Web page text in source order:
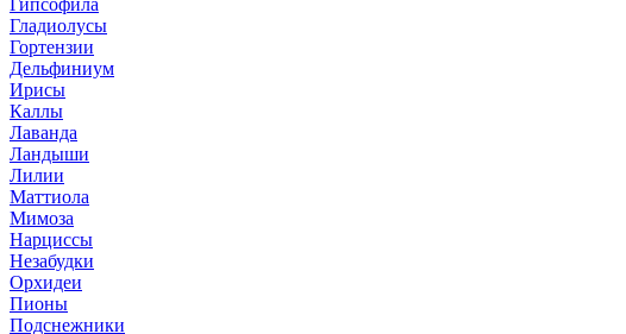
Гипсофила
Гладиолусы
Гортензии
Дельфиниум
Ирисы
Каллы
Лаванда
Ландыши
Лилии
Маттиола
Мимоза
Нарциссы
Незабудки
Орхидеи
Пионы
Подснежники